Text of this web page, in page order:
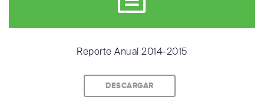
Reporte Anual 2014-2015
DESCARGAR